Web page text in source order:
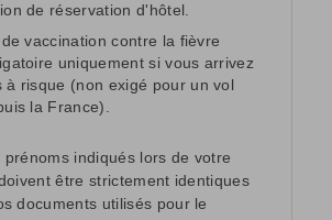
de réservation d'hôtel.
vaccination contre la fièvre
uniquement si vous arrivez
à risque (non exigé pour un vol
la France).
prénoms indiqués lors de votre
être strictement identiques
documents utilisés pour le